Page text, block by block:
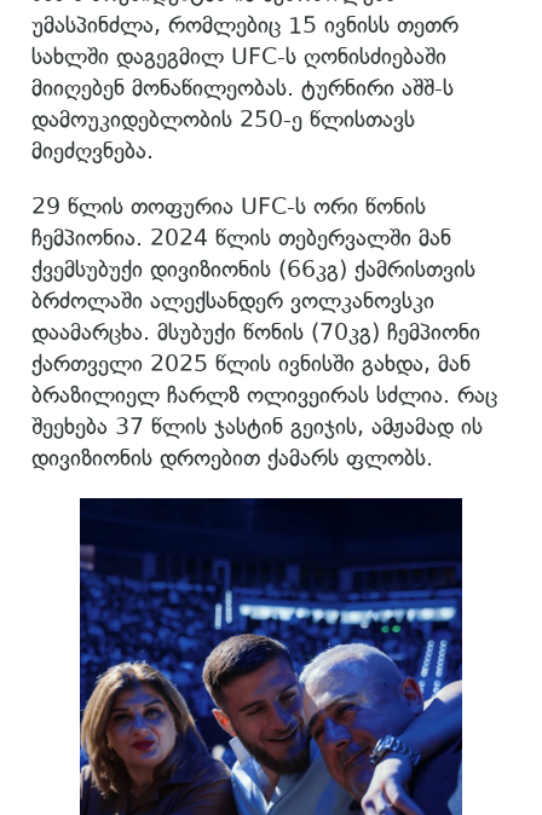
უმასპინძლა, რომლებიც 15 ივნისს თეთრ
სახლში დაგეგმილ UFC-ს ღონისძიებაში
მიიღებენ მონაწილეობას. ტურნირი აშშ-ს
დამოუკიდებლობის 250-ე წლისთავს
მიეძღვნება.
29 წლის თოფურია UFC-ს ორი წონის
ჩემპიონია. 2024 წლის თებერვალში მან
ქვემსუბუქი დივიზიონის (66კგ) ქამრისთვის
ბრძოლაში ალექსანდერ ვოლკანოვსკი
დაამარცხა. მსუბუქი წონის (70კგ) ჩემპიონი
ქართველი 2025 წლის ივნისში გახდა, მან
ბრაზილიელ ჩარლზ ოლივეირას სძლია. რაც
შეეხება 37 წლის ჯასტინ გეიჯის, ამჟამად ის
დივიზიონის დროებით ქამარს ფლობს.